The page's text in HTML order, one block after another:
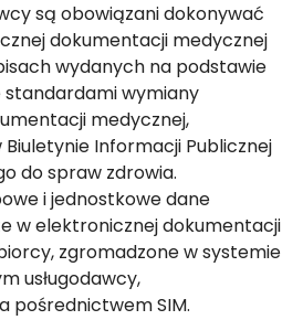
są obowiązani dokonywać
dokumentacji medycznej
wydanych na podstawie
standardami wymiany
medycznej,
Informacji Publicznej
do spraw zdrowia.
i jednostkowe dane
w elektronicznej dokumentacji
zgromadzone w systemie
usługodawcy,
pośrednictwem SIM.